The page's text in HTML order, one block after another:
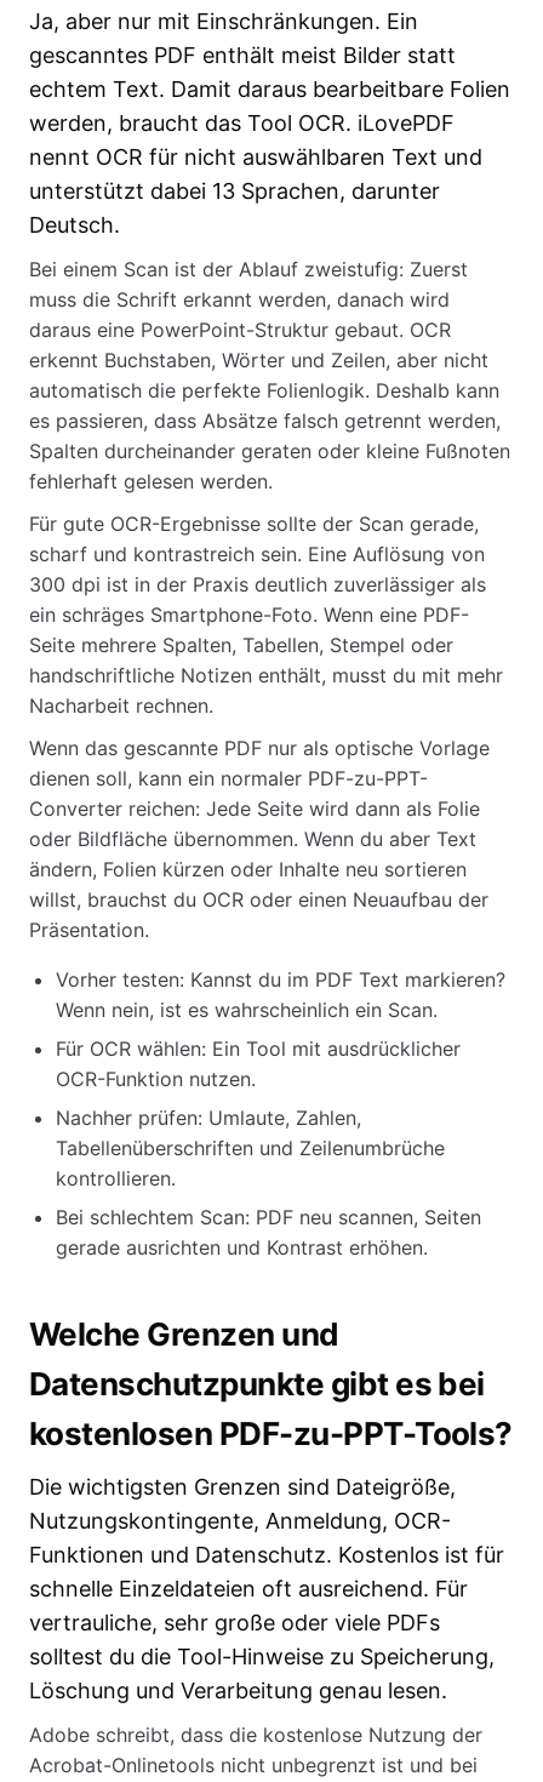
Ja, aber nur mit Einschränkungen. Ein
gescanntes PDF enthält meist Bilder statt
echtem Text. Damit daraus bearbeitbare Folien
werden, braucht das Tool OCR. iLovePDF
nennt OCR für nicht auswählbaren Text und
unterstützt dabei 13 Sprachen, darunter
Deutsch.
Bei einem Scan ist der Ablauf zweistufig: Zuerst
muss die Schrift erkannt werden, danach wird
daraus eine PowerPoint-Struktur gebaut. OCR
erkennt Buchstaben, Wörter und Zeilen, aber nicht
automatisch die perfekte Folienlogik. Deshalb kann
es passieren, dass Absätze falsch getrennt werden,
Spalten durcheinander geraten oder kleine Fußnoten
fehlerhaft gelesen werden.
Für gute OCR-Ergebnisse sollte der Scan gerade,
scharf und kontrastreich sein. Eine Auflösung von
300 dpi ist in der Praxis deutlich zuverlässiger als
ein schräges Smartphone-Foto. Wenn eine PDF-
Seite mehrere Spalten, Tabellen, Stempel oder
handschriftliche Notizen enthält, musst du mit mehr
Nacharbeit rechnen.
Wenn das gescannte PDF nur als optische Vorlage
dienen soll, kann ein normaler PDF-zu-PPT-
Converter reichen: Jede Seite wird dann als Folie
oder Bildfläche übernommen. Wenn du aber Text
ändern, Folien kürzen oder Inhalte neu sortieren
willst, brauchst du OCR oder einen Neuaufbau der
Präsentation.
Vorher testen: Kannst du im PDF Text markieren?
Wenn nein, ist es wahrscheinlich ein Scan.
Für OCR wählen: Ein Tool mit ausdrücklicher
OCR-Funktion nutzen.
Nachher prüfen: Umlaute, Zahlen,
Tabellenüberschriften und Zeilenumbrüche
kontrollieren.
Bei schlechtem Scan: PDF neu scannen, Seiten
gerade ausrichten und Kontrast erhöhen.
Welche Grenzen und
Datenschutzpunkte gibt es bei
kostenlosen PDF-zu-PPT-Tools?
Die wichtigsten Grenzen sind Dateigröße,
Nutzungskontingente, Anmeldung, OCR-
Funktionen und Datenschutz. Kostenlos ist für
schnelle Einzeldateien oft ausreichend. Für
vertrauliche, sehr große oder viele PDFs
solltest du die Tool-Hinweise zu Speicherung,
Löschung und Verarbeitung genau lesen.
Adobe schreibt, dass die kostenlose Nutzung der
Acrobat-Onlinetools nicht unbegrenzt ist und bei